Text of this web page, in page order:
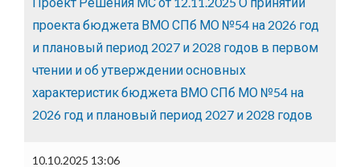
проекта бюджета ВМО СПб МО №54 на 2026 год
и плановый период 2027 и 2028 годов в первом
чтении и об утверждении основных
характеристик бюджета ВМО СПб МО №54 на
2026 год и плановый период 2027 и 2028 годов
10.10.2025 13:06